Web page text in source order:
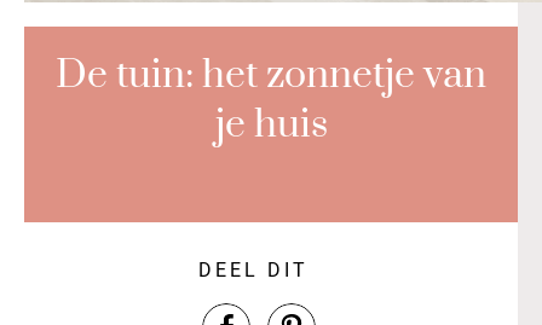
De tuin: het zonnetje van
je huis
DEEL DIT